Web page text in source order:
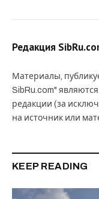
Редакция
Материалы,
SibRu.com"
редакции (за
на источник или
KEEP READING